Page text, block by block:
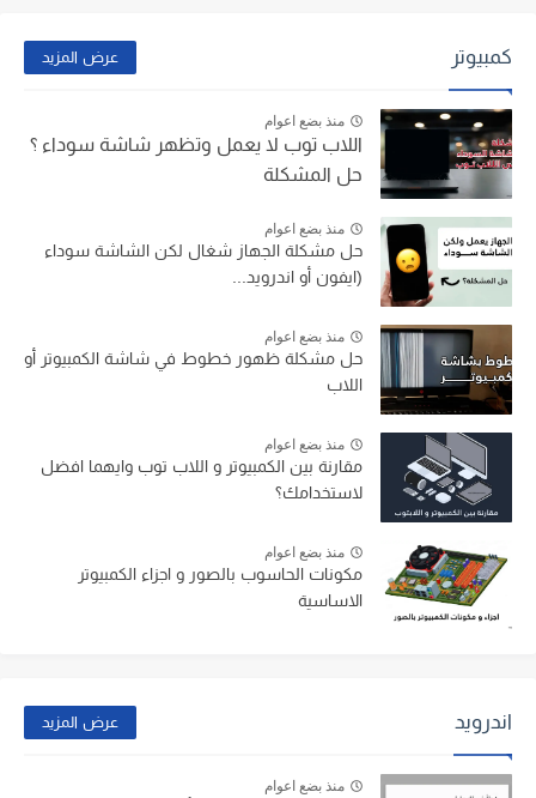
كمبيوتر عرض المزيد
منذ بضع اعوام
اللاب توب لا يعمل وتظهر شاشة سوداء ؟
حل المشكلة
منذ بضع اعوام
حل مشكلة الجهاز شغال لكن الشاشة سوداء
(ايفون أو اندرويد...
منذ بضع اعوام
حل مشكلة ظهور خطوط في شاشة الكمبيوتر أو
اللاب
منذ بضع اعوام
مقارنة بين الكمبيوتر و اللاب توب وايهما افضل
لاستخدامك؟
منذ بضع اعوام
مكونات الحاسوب بالصور و اجزاء الكمبيوتر
الاساسية
اندرويد عرض المزيد
منذ بضع اعوام